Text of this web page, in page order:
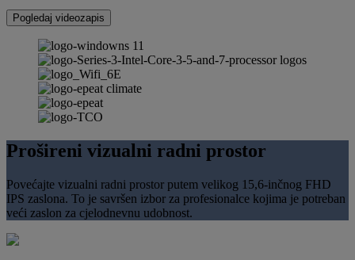
Pogledaj videozapis
Prošireni vizualni radni prostor
Povećajte vizualni radni prostor putem velikog 15,6-inčnog FHD
IPS zaslona. To je savršen izbor za profesionalce kojima je potreban
veći zaslon za cjelodnevnu udobnost.